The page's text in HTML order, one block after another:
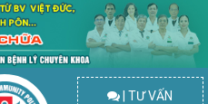
| TƯ VẤN